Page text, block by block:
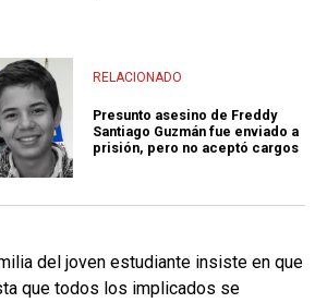
RELACIONADO
Presunto asesino de Freddy
Santiago Guzmán fue enviado a
prisión, pero no aceptó cargos
del joven estudiante insiste en que
que todos los implicados se